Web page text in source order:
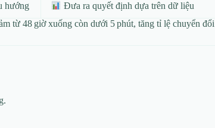
hướng
Đưa ra quyết định dựa trên dữ liệu
từ 48 giờ xuống còn dưới 5 phút, tăng tỉ lệ chuyển đổi